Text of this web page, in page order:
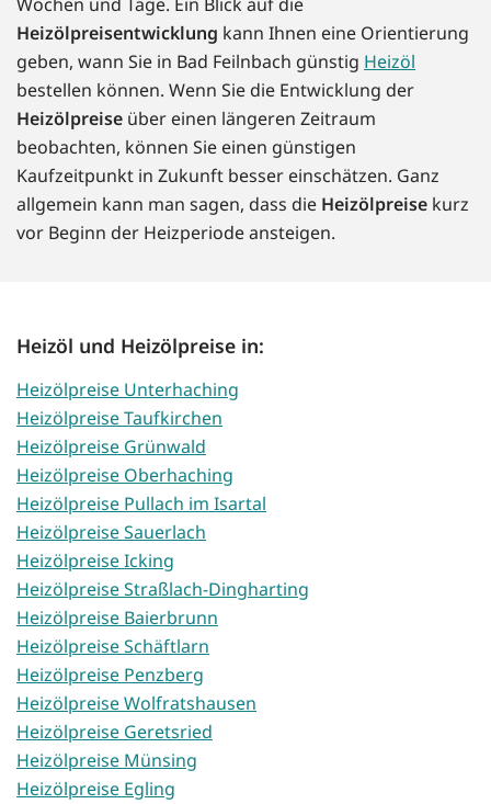
Heizölpreisentwicklung kann Ihnen eine Orientierung
geben, wann Sie in Bad Feilnbach günstig Heizöl
bestellen können. Wenn Sie die Entwicklung der
Heizölpreise über einen längeren Zeitraum
beobachten, können Sie einen günstigen
Kaufzeitpunkt in Zukunft besser einschätzen. Ganz
allgemein kann man sagen, dass die Heizölpreise kurz
vor Beginn der Heizperiode ansteigen.
Heizöl und Heizölpreise in:
Heizölpreise Unterhaching
Heizölpreise Taufkirchen
Heizölpreise Grünwald
Heizölpreise Oberhaching
Heizölpreise Pullach im Isartal
Heizölpreise Sauerlach
Heizölpreise Icking
Heizölpreise Straßlach-Dingharting
Heizölpreise Baierbrunn
Heizölpreise Schäftlarn
Heizölpreise Penzberg
Heizölpreise Wolfratshausen
Heizölpreise Geretsried
Heizölpreise Münsing
Heizölpreise Egling